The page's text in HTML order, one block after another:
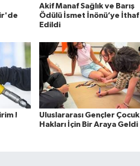
Akif Manaf Sağlık ve Barış
Ödülü İsmet İnönü’ye İthaf
Edildi
!
Uluslararası Gençler Çocuk
Hakları İçin Bir Araya Geldi